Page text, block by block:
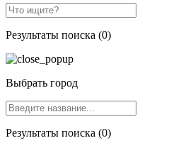
Результаты поиска (0)
Выбрать город
Результаты поиска (0)